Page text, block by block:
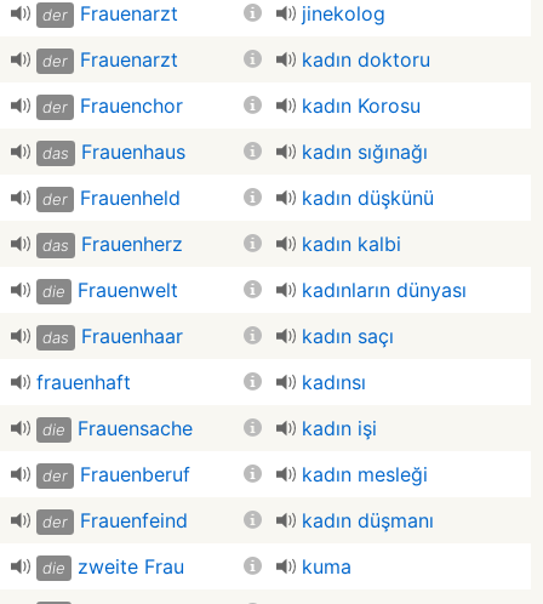
der Frauenarzt jinekolog
der Frauenarzt kadın doktoru
der Frauenchor kadın Korosu
das Frauenhaus kadın sığınağı
der Frauenheld kadın düşkünü
das Frauenherz kadın kalbi
die Frauenwelt kadınların dünyası
das Frauenhaar
kadın saçı
frauenhaft
kadınsı
die Frauensache kadın işi
der Frauenberuf kadın mesleği
der Frauenfeind kadın düşmanı
die zweite Frau
kuma